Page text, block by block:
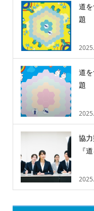
道
題
道
題
協
『